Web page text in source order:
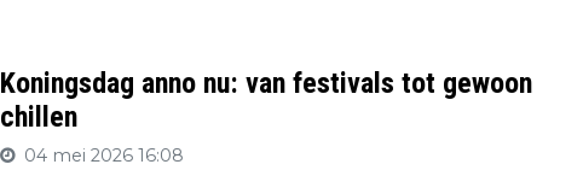
Koningsdag anno nu: van festivals tot gewoon
chillen
04 mei 2026 16:08